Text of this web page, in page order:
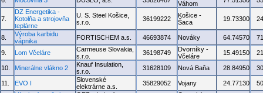
Váhom
7.
DZ Energetika -
Kotolňa a strojovňa
teplárne
U. S. Steel Košice,
s.r.o.
36199222
Košice -
Šaca
19.73300
8.
Výroba karbidu
vápnika
FORTISCHEM a.s. 46693874 Nováky 64.74570
9. Lom Včeláre
Carmeuse Slovakia,
s.r.o.
36198749
Dvorníky -
Včeláre
15.49150
10. Minerálne vlákno 2
Knauf Insulation,
s.r.o.
31628109 Nová Baňa 28.84950
11. EVO I
Slovenské
elektrárne a.s.
35829052 Vojany 24.77130